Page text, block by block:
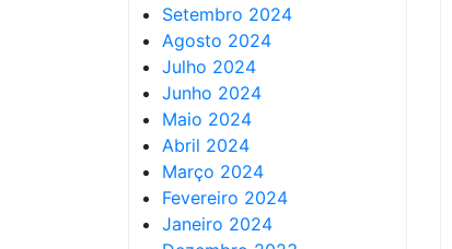
Setembro 2024
Agosto 2024
Julho 2024
Junho 2024
Maio 2024
Abril 2024
Março 2024
Fevereiro 2024
Janeiro 2024